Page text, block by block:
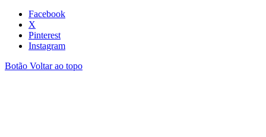
Facebook
X
Pinterest
Instagram
Botão Voltar ao topo